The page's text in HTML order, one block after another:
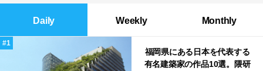
Daily Weekly Monthly
福岡県にある日本を代表する
有名建築家の作品10選。隈研